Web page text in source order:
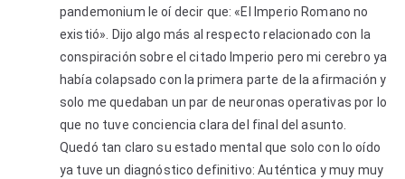
pandemonium le oí decir que: «El Imperio Romano no
existió». Dijo algo más al respecto relacionado con la
conspiración sobre el citado Imperio pero mi cerebro ya
había colapsado con la primera parte de la afirmación y
solo me quedaban un par de neuronas operativas por lo
que no tuve conciencia clara del final del asunto.
Quedó tan claro su estado mental que solo con lo oído
ya tuve un diagnóstico definitivo: Auténtica y muy muy